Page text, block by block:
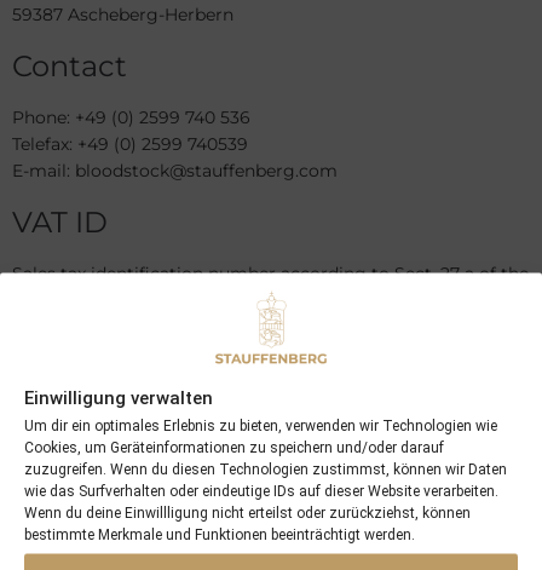
Einwilligung verwalten
Um dir ein optimales Erlebnis zu bieten, verwenden wir Technologien wie
Cookies, um Geräteinformationen zu speichern und/oder darauf
zuzugreifen. Wenn du diesen Technologien zustimmst, können wir Daten
wie das Surfverhalten oder eindeutige IDs auf dieser Website verarbeiten.
Wenn du deine Einwillligung nicht erteilst oder zurückziehst, können
bestimmte Merkmale und Funktionen beeinträchtigt werden.
59387 Ascheberg-Herbern
Contact
Phone: +49 (0) 2599 740 536
Telefax: +49 (0) 2599 740539
E-mail: bloodstock@stauffenberg.com
VAT ID
Sales tax identification number according to Sect. 27 a of the
front of a consumer arbitration
board
We are not willing or obliged to participate in dispute
resolution proceedings in front of a consumer arbitration
board.